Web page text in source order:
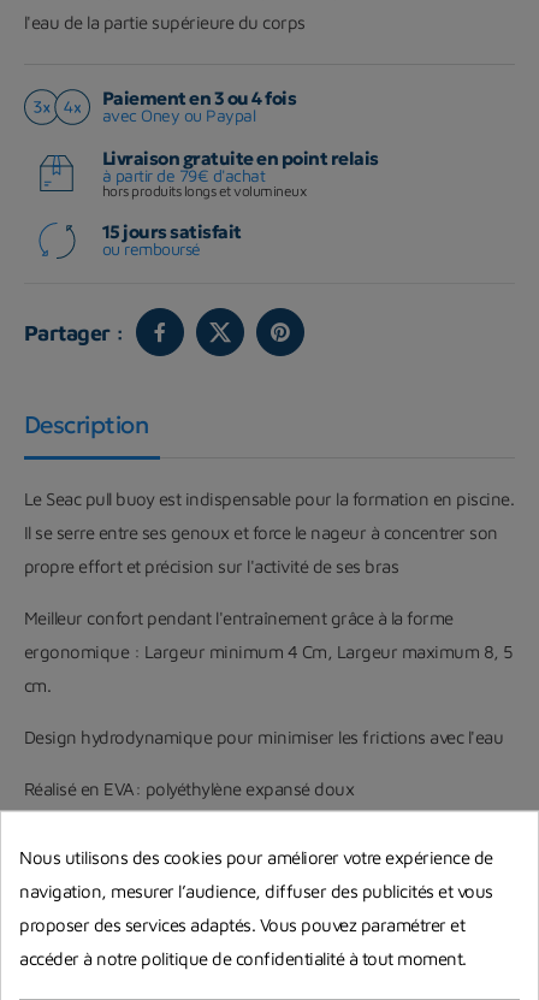
l'eau de la partie supérieure du corps
Paiement en 3 ou 4 fois
avec Oney ou Paypal
Livraison gratuite en point relais
à partir de 79€ d'achat
hors produits longs et volumineux
15 jours satisfait
ou remboursé
Partager :
Description
Le Seac pull buoy est indispensable pour la formation en piscine.
Il se serre entre ses genoux et force le nageur à concentrer son
propre effort et précision sur l'activité de ses bras
Meilleur confort pendant l'entraînement grâce à la forme
ergonomique : Largeur minimum 4 Cm, Largeur maximum 8, 5
cm.
Design hydrodynamique pour minimiser les frictions avec l'eau
Réalisé en EVA: polyéthylène expansé doux
Nous utilisons des cookies pour améliorer votre expérience de
navigation, mesurer l’audience, diffuser des publicités et vous
proposer des services adaptés. Vous pouvez paramétrer et
accéder à notre politique de confidentialité à tout moment.